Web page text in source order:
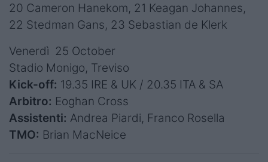
20 Cameron Hanekom, 21 Keagan Johannes,
22 Stedman Gans, 23 Sebastian de Klerk
Venerdì 25 October
Stadio Monigo, Treviso
Kick-off: 19.35 IRE & UK / 20.35 ITA & SA
Arbitro: Eoghan Cross
Assistenti: Andrea Piardi, Franco Rosella
TMO: Brian MacNeice